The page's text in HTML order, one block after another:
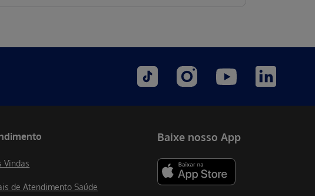
Vindas
de Atendimento Saúde
Baixe nosso App